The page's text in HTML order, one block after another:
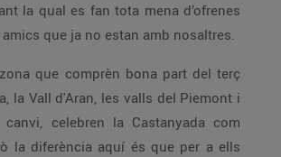
la qual es fan tota mena d’ofrenes
que ja no estan amb nosaltres.
que comprèn bona part del terç
la Vall d'Aran, les valls del Piemont i
canvi, celebren la Castanyada com
la diferència aquí és que per a ells